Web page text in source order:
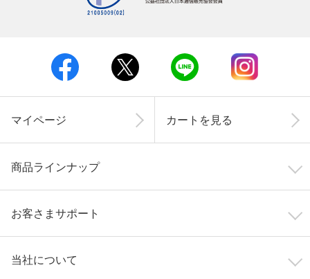
マイページ カートを見る
商品ラインナップ
お客さまサポート
当社について